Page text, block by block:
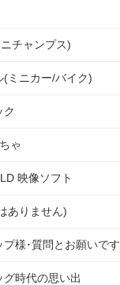
チャンプス)
(ミニカー/バイク)
ク
ゃ
映像ソフト
ありません)
様･質問とお願いです
時代の思い出